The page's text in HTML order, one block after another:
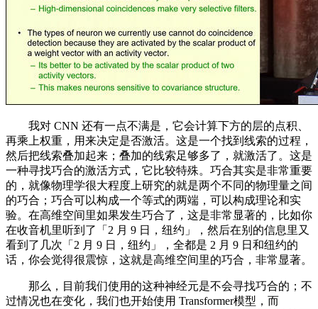
我对 CNN 还有一点不满是，它会计算下方的层的点积、
再乘上权重，用来决定是否激活。这是一个找到线索的过程，
然后把线索叠加起来；叠加的线索足够多了，就激活了。这是
一种寻找巧合的激活方式，它比较特殊。巧合其实是非常重要
的，就像物理学很大程度上研究的就是两个不同的物理量之间
的巧合；巧合可以构成一个等式的两端，可以构成理论和实
验。在高维空间里如果发生巧合了，这是非常显著的，比如你
在收音机里听到了「2 月 9 日，纽约」，然后在别的信息里又
看到了几次「2 月 9 日，纽约」，全都是 2 月 9 日和纽约的
话，你会觉得很震惊，这就是高维空间里的巧合，非常显著。
那么，目前我们使用的这种神经元是不会寻找巧合的；不
过情况也在变化，我们也开始使用 Transformer模型，而